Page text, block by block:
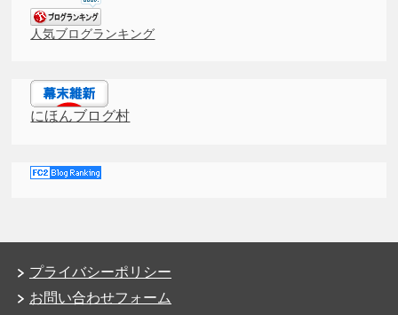
人気ブログランキング
にほんブログ村
プライバシーポリシー
お問い合わせフォーム